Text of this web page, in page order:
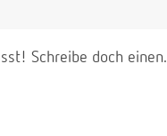
Schreibe doch einen.